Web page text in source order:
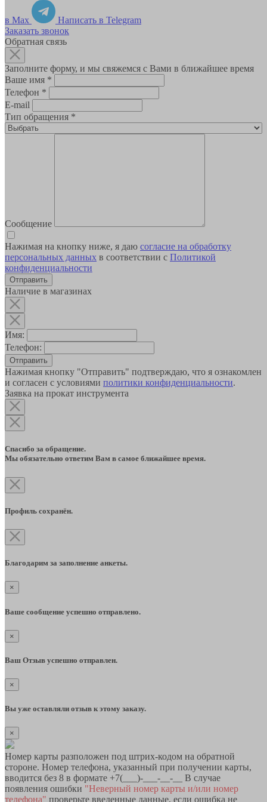
в Max
Написать в Telegram
Заказать звонок
Обратная связь
Заполните форму, и мы свяжемся с Вами в ближайшее время
Ваше имя *
Телефон *
E-mail
Тип обращения *
Сообщение
Нажимая на кнопку ниже, я даю согласие на обработку
персональных данных в соответствии с Политикой
конфиденциальности
Наличие в магазинах
Имя:
Телефон:
Отправить
Нажимая кнопку "Отправить" подтверждаю, что я ознакомлен
и согласен с условиями политики конфиденциальности.
Заявка на прокат инструмента
Спасибо за обращение.
Мы обязательно ответим Вам в самое ближайшее время.
Профиль сохранён.
Благодарим за заполнение анкеты.
×
Ваше сообщение успешно отправлено.
×
Ваш Отзыв успешно отправлен.
×
Вы уже оставляли отзыв к этому заказу.
×
Номер карты разположен под штрих-кодом на обратной
стороне. Номер телефона, указанный при получении карты,
вводится без 8 в формате +7(___)-___-__-__ В случае
появления ошибки "Неверный номер карты и/или номер
телефона" проверьте введенные данные, если ошибка не